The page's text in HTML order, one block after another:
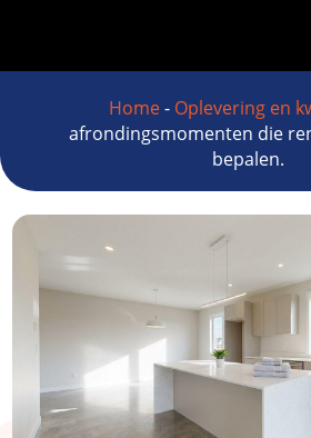
Home- Oplevering en
afrondingsmomenten die
bepalen.